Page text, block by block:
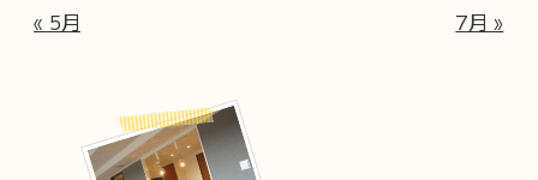
« 5月 7月 »